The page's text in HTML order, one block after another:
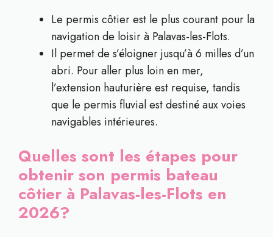
Le permis côtier est le plus courant pour la
navigation de loisir à Palavas-les-Flots.
Il permet de s’éloigner jusqu’à 6 milles d’un
abri. Pour aller plus loin en mer,
l’extension hauturière est requise, tandis
que le permis fluvial est destiné aux voies
navigables intérieures.
Quelles sont les étapes pour
obtenir son permis bateau
côtier à Palavas-les-Flots en
2026?